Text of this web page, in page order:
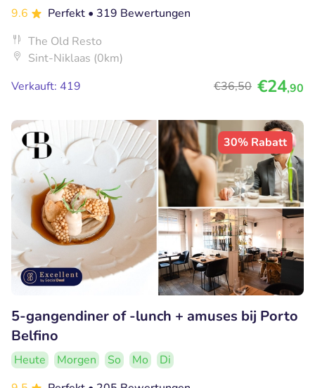
9.6
Perfekt • 319 Bewertungen
The Old Resto
Sint-Niklaas (0km)
Verkauft: 419
€36,50 €24,90
30% Rabatt
5-gangendiner of -lunch + amuses bij Porto
Belfino
Heute Morgen So Mo
Di